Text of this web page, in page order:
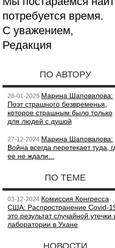
потребуется время.
С уважением,
Редакция
ПО АВТОРУ
28-01-2025 Марина Шаповалова:
Поэт страшного безвременья,
которое страшным было только
для людей с душой
27-12-2024 Марина Шаповалова:
Война всегда перетекает туда,
ее не ждали...
ПО ТЕМЕ
03-12-2024 Комиссия Конгресса
США: Распространение Covid-
это результат случайной утечки
лаборатории в Ухане
НОВОСТИ